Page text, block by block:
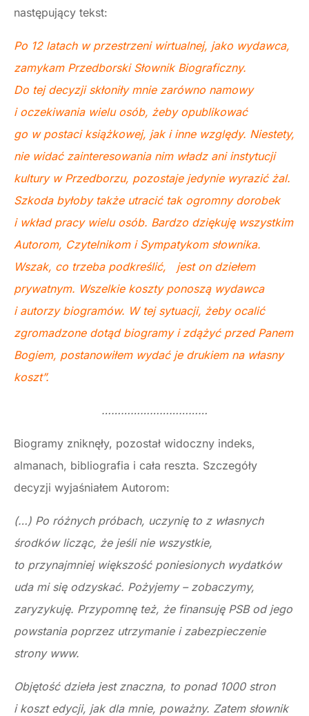
następujący tekst:
Po 12 latach w przestrzeni wirtualnej, jako wydawca,
zamykam Przedborski Słownik Biograficzny.
Do tej decyzji skłoniły mnie zarówno namowy
i oczekiwania wielu osób, żeby opublikować
go w postaci książkowej, jak i inne względy. Niestety,
nie widać zainteresowania nim władz ani instytucji
kultury w Przedborzu, pozostaje jedynie wyrazić żal.
Szkoda byłoby także utracić tak ogromny dorobek
i wkład pracy wielu osób. Bardzo dziękuję wszystkim
Autorom, Czytelnikom i Sympatykom słownika.
Wszak, co trzeba podkreślić, jest on dziełem
prywatnym. Wszelkie koszty ponoszą wydawca
i autorzy biogramów. W tej sytuacji, żeby ocalić
zgromadzone dotąd biogramy i zdążyć przed Panem
Bogiem, postanowiłem wydać je drukiem na własny
koszt”.
……………………………
Biogramy zniknęły, pozostał widoczny indeks,
almanach, bibliografia i cała reszta. Szczegóły
decyzji wyjaśniałem Autorom:
(…) Po różnych próbach, uczynię to z własnych
środków licząc, że jeśli nie wszystkie,
to przynajmniej większość poniesionych wydatków
uda mi się odzyskać. Pożyjemy – zobaczymy,
zaryzykuję. Przypomnę też, że finansuję PSB od jego
powstania poprzez utrzymanie i zabezpieczenie
strony www.
Objętość dzieła jest znaczna, to ponad 1000 stron
i koszt edycji, jak dla mnie, poważny. Zatem słownik